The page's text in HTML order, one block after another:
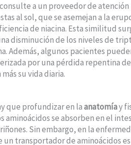
a un proveedor de atención
al sol, que se asemejan a la
de niacina. Esta similitud
disminución de los niveles de
Además, algunos pacientes
por una pérdida repentina
su vida diaria.
que profundizar en laanatomíay
se absorben en el
Sin embargo, en la
un transportador de aminoácidos